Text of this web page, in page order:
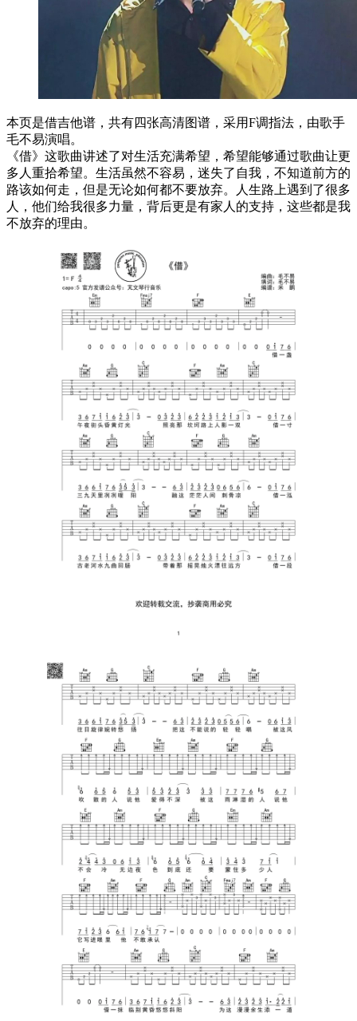
本页是借吉他谱，共有四张高清图谱，采用F调指法，由歌手
毛不易演唱。
《借》这歌曲讲述了对生活充满希望，希望能够通过歌曲让更
多人重拾希望。生活虽然不容易，迷失了自我，不知道前方的
路该如何走，但是无论如何都不要放弃。人生路上遇到了很多
人，他们给我很多力量，背后更是有家人的支持，这些都是我
不放弃的理由。